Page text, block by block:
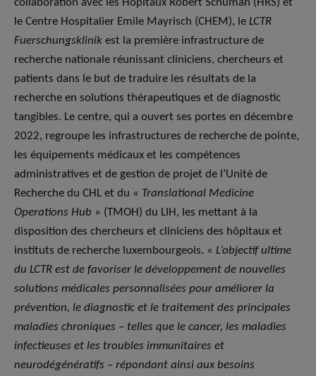
collaboration avec les Hôpitaux Robert Schuman (HRS) et
le Centre Hospitalier Emile Mayrisch (CHEM), le LCTR
Fuerschungsklinik est la première infrastructure de
recherche nationale réunissant cliniciens, chercheurs et
patients dans le but de traduire les résultats de la
recherche en solutions thérapeutiques et de diagnostic
tangibles. Le centre, qui a ouvert ses portes en décembre
2022, regroupe les infrastructures de recherche de pointe,
les équipements médicaux et les compétences
administratives et de gestion de projet de l’Unité de
Recherche du CHL et du « Translational Medicine
Operations Hub » (TMOH) du LIH, les mettant à la
disposition des chercheurs et cliniciens des hôpitaux et
instituts de recherche luxembourgeois. « L’objectif ultime
du LCTR est de favoriser le développement de nouvelles
solutions médicales personnalisées pour améliorer la
prévention, le diagnostic et le traitement des principales
maladies chroniques – telles que le cancer, les maladies
infectieuses et les troubles immunitaires et
neurodégénératifs – répondant ainsi aux besoins